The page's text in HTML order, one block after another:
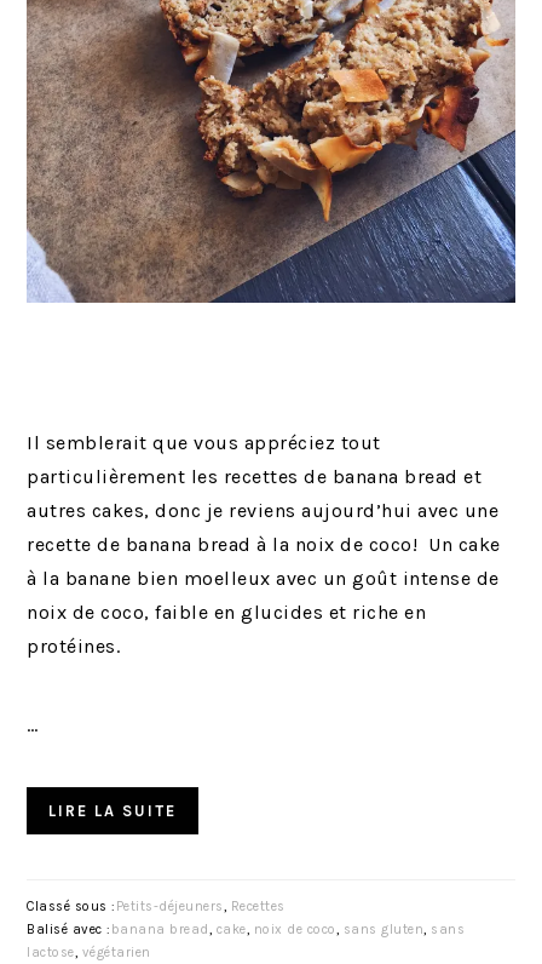
Il semblerait que vous appréciez tout
particulièrement les recettes de banana bread et
autres cakes, donc je reviens aujourd’hui avec une
recette de banana bread à la noix de coco! Un cake
à la banane bien moelleux avec un goût intense de
noix de coco, faible en glucides et riche en
protéines.
…
LIRE LA SUITE
Classé sous : Petits-déjeuners, Recettes
Balisé avec : banana bread , cake, noix de coco, sans gluten, sans
lactose, végétarien